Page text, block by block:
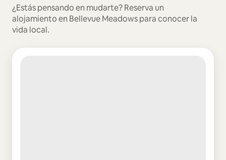
¿Estás pensando en mudarte? Reserva un
alojamiento en Bellevue Meadows para conocer la
vida local.